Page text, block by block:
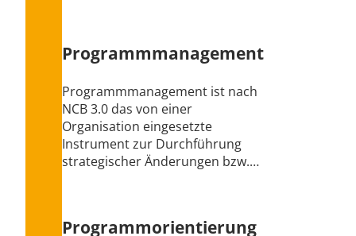
Programmmanagement
Programmmanagement ist nach
NCB 3.0 das von einer
Organisation eingesetzte
Instrument zur Durchführung
strategischer Änderungen bzw.…
Programmorientierung